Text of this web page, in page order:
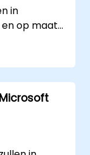
in
op maat
van het
uit
en
bij om